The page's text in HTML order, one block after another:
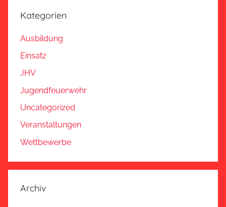
Kategorien
Ausbildung
Einsatz
JHV
Jugendfeuerwehr
Uncategorized
Veranstaltungen
Wettbewerbe
Archiv